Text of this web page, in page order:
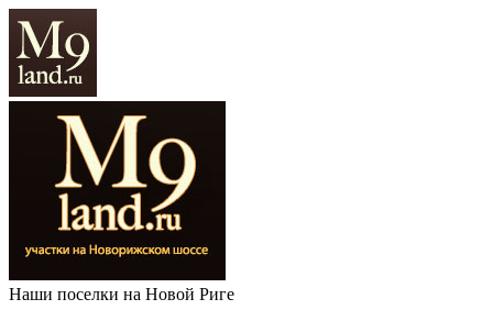
Наши поселки на Новой Риге